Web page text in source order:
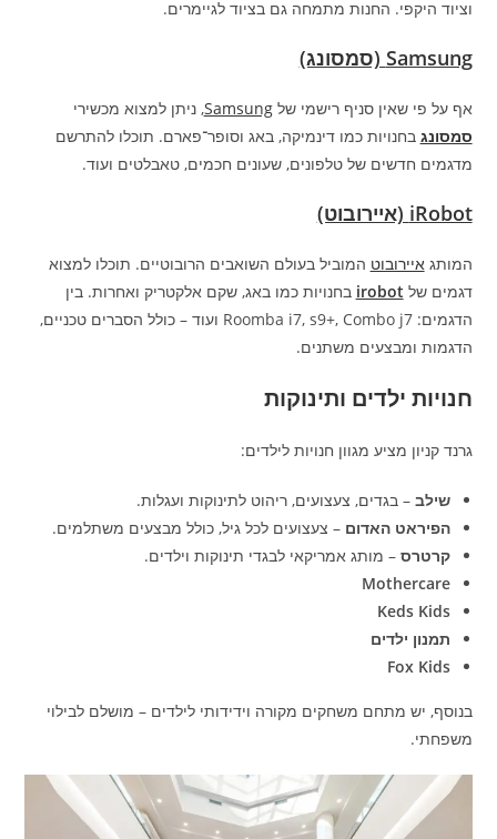
וציוד היקפי. החנות מתמחה גם בציוד לגיימרים.
Samsung (סמסונג)
אף על פי שאין סניף רישמי שלSamsung, ניתן למצוא מכשירי
סמסונג בחנויות כמו דינמיקה, באג וסופר־פארם. תוכלו להתרשם
מדגמים חדשים של טלפונים, שעונים חכמים, טאבלטים ועוד.
iRobot (איירובוט)
המותגאיירובוט המוביל בעולם השואבים הרובוטיים. תוכלו למצוא
דגמים של irobot בחנויות כמו באג, שקם אלקטריק ואחרות. בין
הדגמים: Roomba i7, s9+, Combo j7 ועוד – כולל הסברים טכניים,
הדגמות ומבצעים משתנים.
חנויות ילדים ותינוקות
גרנד קניון מציע מגוון חנויות לילדים:
שילב – בגדים, צעצועים, ריהוט לתינוקות ועגלות.
הפיראט האדום – צעצועים לכל גיל, כולל מבצעים משתלמים.
קרטרס – מותג אמריקאי לבגדי תינוקות וילדים.
Mothercare
Keds Kids
תמנון ילדים
Fox Kids
בנוסף, יש מתחם משחקים מקורה וידידותי לילדים – מושלם לבילוי
משפחתי.